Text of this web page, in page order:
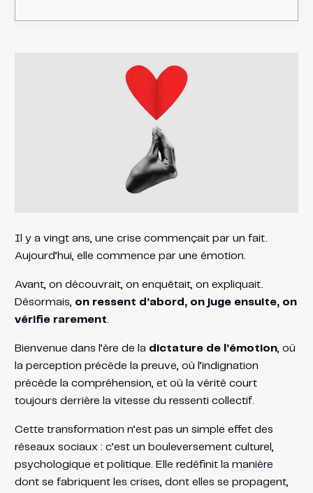
Il y a vingt ans, une crise commençait par un fait.
Aujourd’hui, elle commence par une émotion.
Avant, on découvrait, on enquêtait, on expliquait.
Désormais, on ressent d’abord, on juge ensuite, on
vérifie rarement
Bienvenue dans l’ère de la dictature de l’émotion, où
la perception précède la preuve, où l’indignation
précède la compréhension, et où la vérité court
toujours derrière la vitesse du ressenti collectif.
Cette transformation n’est pas un simple effet des
réseaux sociaux : c’est un bouleversement culturel,
psychologique et politique. Elle redéfinit la manière
dont se fabriquent les crises, dont elles se propagent,